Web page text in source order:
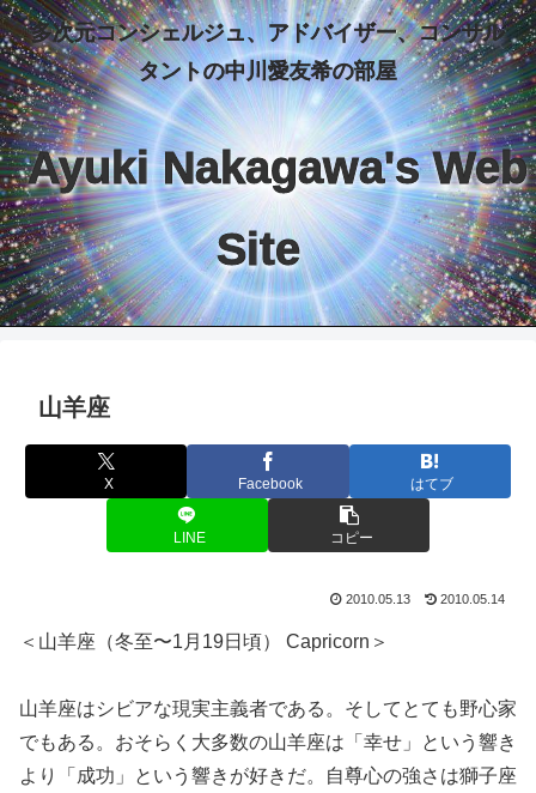
多次元コンシェルジュ、アドバイザー、コンサル
タントの中川愛友希の部屋
Ayuki Nakagawa's Web
Site
山羊座
X Facebook はてブ
LINE コピー
2010.05.13 2010.05.14
＜山羊座（冬至〜1月19日頃） Capricorn＞
山羊座はシビアな現実主義者である。そしてとても野心家
でもある。おそらく大多数の山羊座は「幸せ」という響き
より「成功」という響きが好きだ。自尊心の強さは獅子座